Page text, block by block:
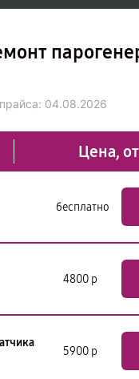
04.08.2026
Цена, от
бесплатно
4800 р
5900 р